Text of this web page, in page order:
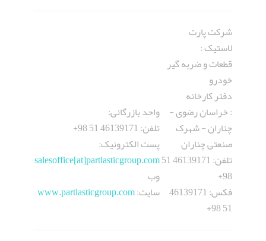
شرکت پارت
لاستیک :
قطعات و ضربه گیر
خودرو
دفتر کارخانه
: خراسان رضوی -
چناران - شهرک
صنعتی چناران
تلفن: 46139171 51
98+
فکس: 46139171
51 98+
واحد بازرگانی:
تلفن: 46139171 51 98+
پست الکترونيک:
salesoffice[at]partlasticgroup.com
وب
سایت:www.partlasticgroup.com